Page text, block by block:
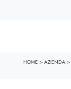
HOME > AZIENDA>